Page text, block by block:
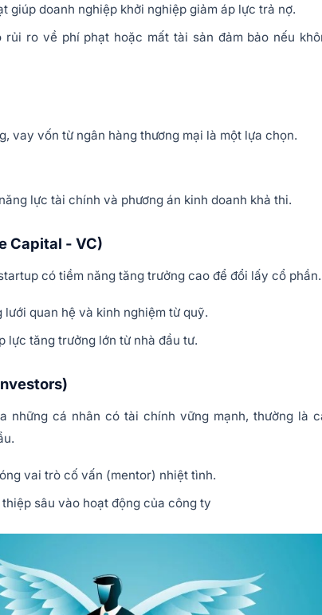
giúp doanh nghiệp khởi nghiệp giảm áp lực trả nợ.
ro về phí phạt hoặc mất tài sản đảm bảo nếu
vay vốn từ ngân hàng thương mại là một lựa chọn.
lực tài chính và phương án kinh doanh khả thi.
Capital - VC)
có tiềm năng tăng trưởng cao để đổi lấy cổ phần.
quan hệ và kinh nghiệm từ quỹ.
lực tăng trưởng lớn từ nhà đầu tư.
những cá nhân có tài chính vững mạnh, thường là
vai trò cố vấn (mentor) nhiệt tình.
sâu vào hoạt động của công ty